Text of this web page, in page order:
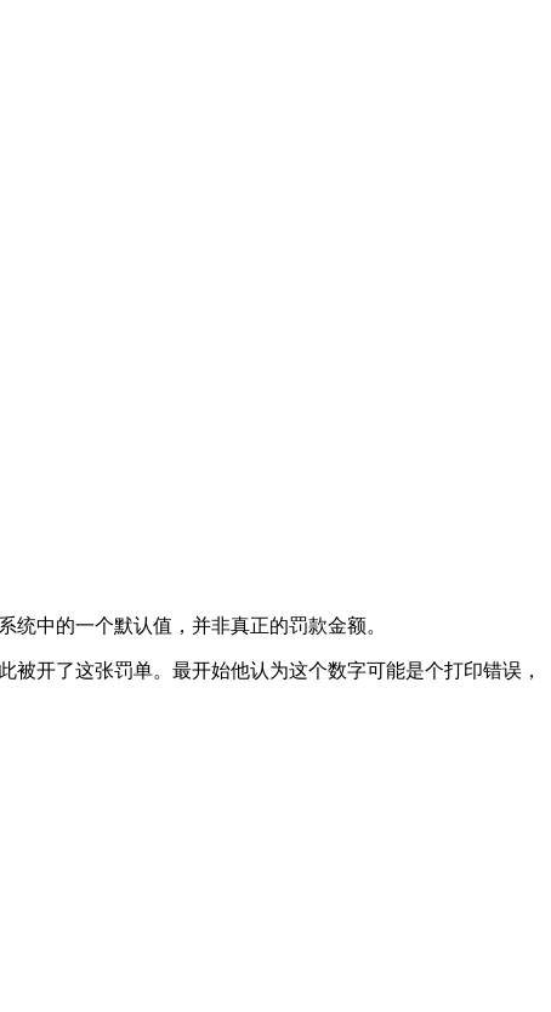
中的一个默认值，并非真正的罚款金额。
被开了这张罚单。最开始他认为这个数字可能是个打印错误，